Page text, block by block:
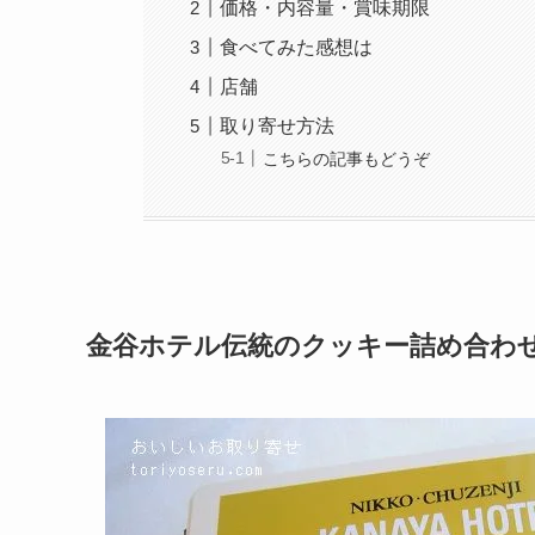
価格・内容量・賞味期限
食べてみた感想は
店舗
取り寄せ方法
こちらの記事もどうぞ
金谷ホテル伝統のクッキー詰め合わ